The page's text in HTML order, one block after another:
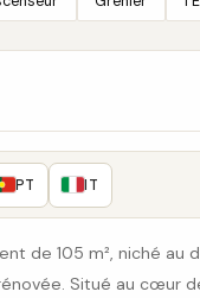
PT IT
de 105 m², niché au
Situé au cœur